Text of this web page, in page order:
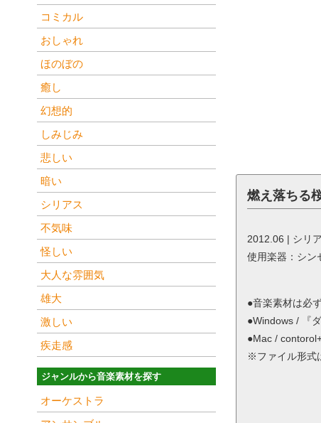
コミカル
おしゃれ
ほのぼの
癒し
幻想的
しみじみ
悲しい
暗い
シリアス
不気味
怪しい
大人な雰囲気
雄大
激しい
疾走感
ジャンルから音楽素材を探す
オーケストラ
燃え落ちる
2012.06 | シリ
使用楽器：シン
●音楽素材は必
●Windows / 『
●Mac /
※ファイル形式